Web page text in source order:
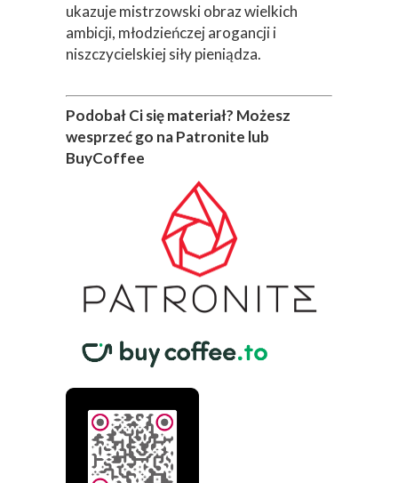
ukazuje mistrzowski obraz wielkich
ambicji, młodzieńczej arogancji i
niszczycielskiej siły pieniądza.
Podobał Ci się materiał? Możesz
wesprzeć go na Patronite lub
BuyCoffee